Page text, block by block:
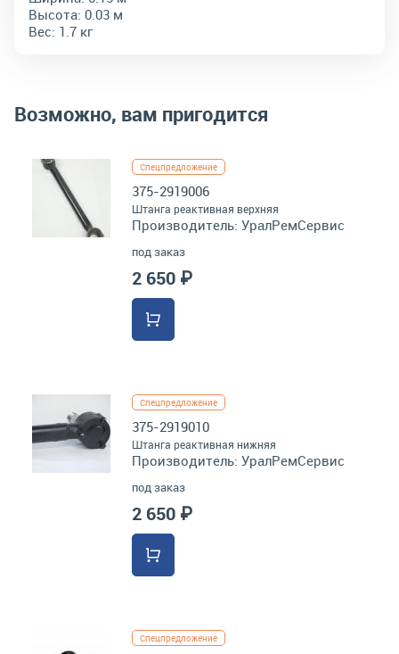
Высота: 0.03 м
Вес: 1.7 кг
Возможно, вам пригодится
Спецпредложение
375-2919006
Штанга реактивная верхняя
Производитель: УралРемСервис
под заказ
2 650 ₽
Спецпредложение
375-2919010
Штанга реактивная нижняя
Производитель: УралРемСервис
под заказ
2 650 ₽
Спецпредложение